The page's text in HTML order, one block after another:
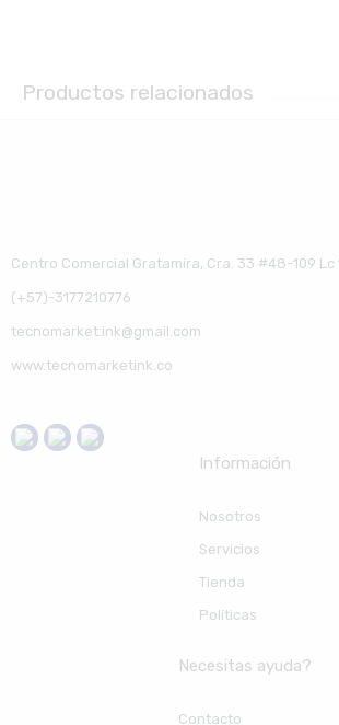
Productos relacionados
Centro Comercial Gratamira, Cra. 33 #48-109 Lc
(+57)-3177210776
tecnomarket.ink@gmail.com
www.tecnomarketink.co
Información
Nosotros
Servicios
Tienda
Políticas
Necesitas ayuda?
Contacto